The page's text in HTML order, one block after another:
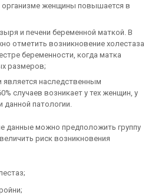
организме женщины повышается в
и печени беременной маткой. В
отметить возникновение холестаза
беременности, когда матка
размеров;
является наследственным
случаев возникает у тех женщин, у
данной патологии.
данные можно предположить группу
риск возникновения